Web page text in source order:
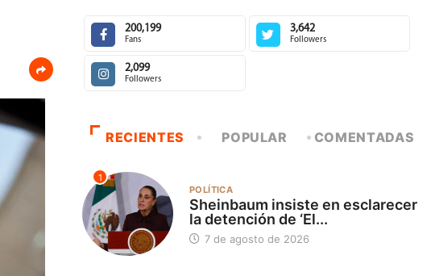
200,199
Fans
3,642
Followers
2,099
Followers
RECIENTES POPULAR COMENTADAS
1
POLÍTICA
Sheinbaum insiste en esclarecer
la detención de ‘El...
7 de agosto de 2026